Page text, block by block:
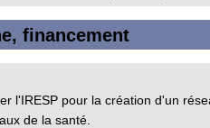
financement
l'IRESP pour la création d'un
de la santé.